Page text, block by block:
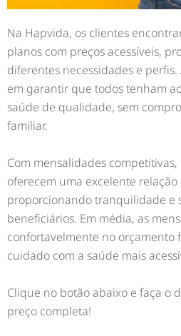
Na Hapvida, os clientes
planos com preços acessíveis,
diferentes necessidades e
em garantir que todos tenham
saúde de qualidade, sem
familiar.
Com mensalidades
oferecem uma excelente
proporcionando tranquilidade e
beneficiários. Em média, as
confortavelmente no orçamento
cuidado com a saúde mais
Clique no botão abaixo e faça o
preço completa!